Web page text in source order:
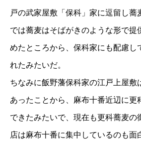
戸の武家屋敷「保科」家に逗留し蕎
では蕎麦はそばがきのような形で提
めたところから、保科家にも配慮し
れたみたいだ。
ちなみに飯野藩保科家の江戸上屋敷
あったことから、麻布十番近辺に更
できたみたいで、現在も更科蕎麦の
店は麻布十番に集中しているのも面